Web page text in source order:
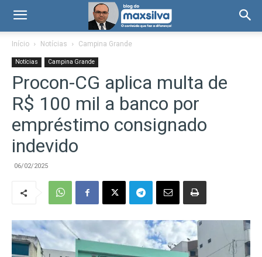
Início Notícias Campina Grande
Notícias Campina Grande
Procon-CG aplica multa de
R$ 100 mil a banco por
empréstimo consignado
indevido
06/02/2025